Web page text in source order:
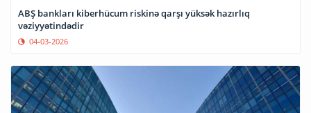
ABŞ bankları kiberhücum riskinə qarşı yüksək hazırlıq
vəziyyətindədir
04-03-2026